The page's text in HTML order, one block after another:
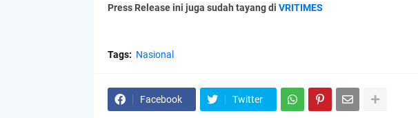
Press Release ini juga sudah tayang di VRITIMES
Tags: Nasional
Facebook Twitter